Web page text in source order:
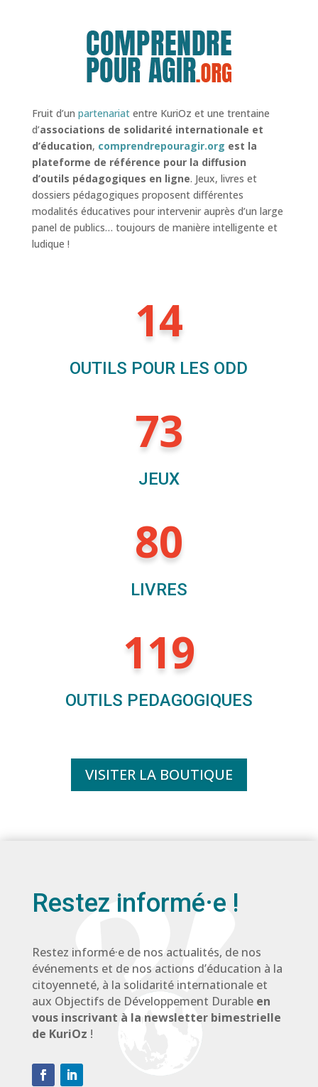
Fruit d’un partenariatentre KuriOz et une trentaine
d’associations de solidarité internationale et
d’éducation, comprendrepouragir.org est la
plateforme de référence pour la diffusion
d’outils pédagogiques en ligne. Jeux, livres et
dossiers pédagogiques proposent différentes
modalités éducatives pour intervenir auprès d’un large
panel de publics… toujours de manière intelligente et
ludique !
14
OUTILS POUR LES ODD
73
JEUX
80
LIVRES
119
OUTILS PEDAGOGIQUES
VISITER LA BOUTIQUE
Restez informé·e !
Restez informé·e de nos actualités, de nos
événements et de nos actions d’éducation à la
citoyenneté, à la solidarité internationale et
aux Objectifs de Développement Durable en
vous inscrivant à la newsletter bimestrielle
de KuriOz !